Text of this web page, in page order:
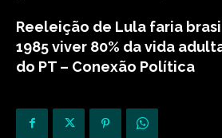
Reeleição de Lula faria
1985 viver 80% da vida
do PT – Conexão Política